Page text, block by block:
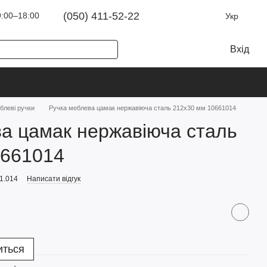
(050) 411-52-22 Укр
Вхід
ручки Ручка меблева цамак нержавіюча сталь 212х30 мм 10661014
цамак нержавіюча сталь
Написати відгук